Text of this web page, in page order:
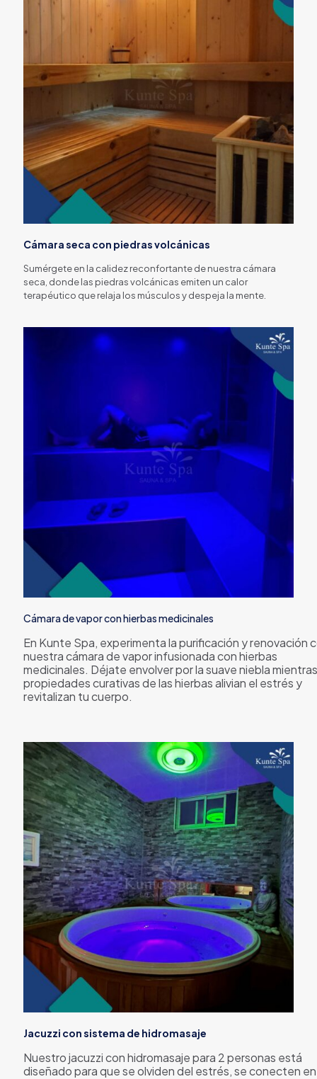
Cámara seca con piedras volcánicas
Sumérgete en la calidez reconfortante de nuestra cámara
seca, donde las piedras volcánicas emiten un calor
terapéutico que relaja los músculos y despeja la mente.
Cámara de vapor con hierbas medicinales
En Kunte Spa, experimenta la purificación y renovación
nuestra cámara de vapor infusionada con hierbas
medicinales. Déjate envolver por la suave niebla
propiedades curativas de las hierbas alivian el estrés y
revitalizan tu cuerpo.
Jacuzzi con sistema de hidromasaje
Nuestro jacuzzi con hidromasaje para 2 personas está
diseñado para que se olviden del estrés, se conecten